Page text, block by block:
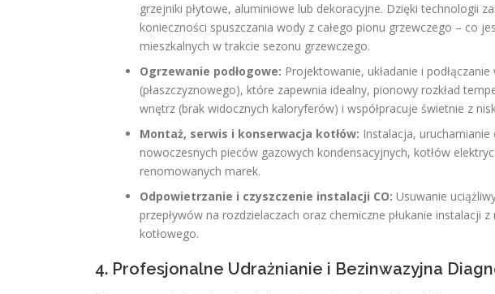
grzejniki płytowe, aluminiowe lub dekoracyjne. Dzięki technologii
konieczności spuszczania wody z całego pionu grzewczego – co
mieszkalnych w trakcie sezonu grzewczego.
Ogrzewanie podłogowe: Projektowanie, układanie i
(płaszczyznowego), które zapewnia idealny, pionowy rozkład
wnętrz (brak widocznych kaloryferów) i współpracuje świetnie z
Montaż, serwis i konserwacja kotłów: Instalacja,
nowoczesnych pieców gazowych kondensacyjnych, kotłów
renomowanych marek.
Odpowietrzanie i czyszczenie instalacji CO: Usuwanie
przepływów na rozdzielaczach oraz chemiczne płukanie instalacji
kotłowego.
4. Profesjonalne Udrażnianie i Bezinwazyjna